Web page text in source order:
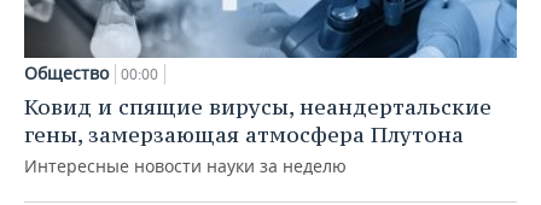
Общество 00:00
Ковид и спящие вирусы, неандертальские
гены, замерзающая атмосфера Плутона
Интересные новости науки за неделю